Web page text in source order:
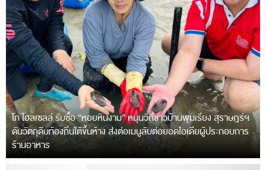
โก โฮลเซลล์ รับซื้อ “หอยหินงาม” หนุนวิถีชาวบ้านพุมเรียง สุราษฎร์ฯ
ดันวัตถุดิบท้องถิ่นใต้ขึ้นห้าง ส่งต่อเมนูลับต่อยอดไอเดียผู้ประกอบการ
ร้านอาหาร